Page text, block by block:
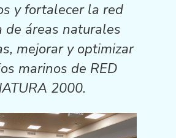
y fortalecer la red
de áreas naturales
mejorar y optimizar
marinos de RED
2000.